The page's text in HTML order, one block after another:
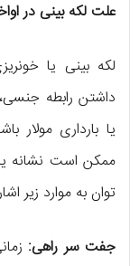
علت لکه بینی در
لکه بینی یا
داشتن رابطه
یا بارداری مولار
ممکن است نشانه
توان به موارد زیر
جفت سر راهی: